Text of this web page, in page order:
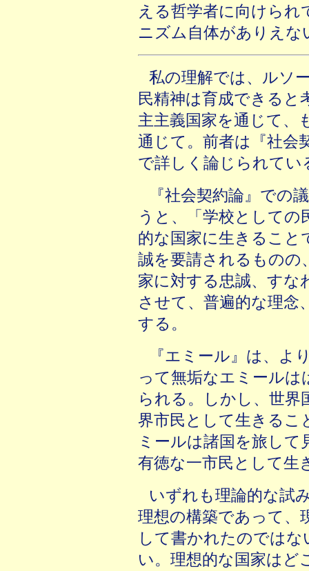
える哲学者に向けら
ニズム自体がありえ
私の理解では、ルソ
民精神は育成できると
主主義国家を通じて、
通じて。前者は『社会
で詳しく論じられてい
『社会契約論』での
うと、「学校としての
的な国家に生きること
誠を要請されるものの
家に対する忠誠、すな
させて、普遍的な理念
する。
『エミール』は、よ
って無垢なエミール
られる。しかし、世界
界市民として生きるこ
ミールは諸国を旅して
有徳な一市民として生
いずれも理論的な試
理想の構築であって、
して書かれたのでは
い。理想的な国家はど